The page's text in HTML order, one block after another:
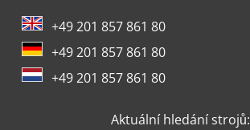
+49 201 857 861 80
+49 201 857 861 80
+49 201 857 861 80
Aktuální hledání strojů: